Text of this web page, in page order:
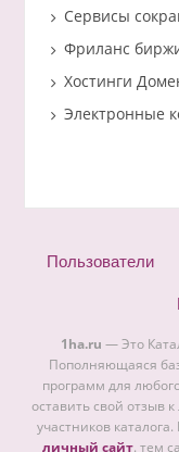
Сервисы
Фриланс
Хостинги
Электронные
Пользователи
1ha.ru — Это
Пополняющаяся
программ для
оставить свой отзыв
участников
личный сайт. тем